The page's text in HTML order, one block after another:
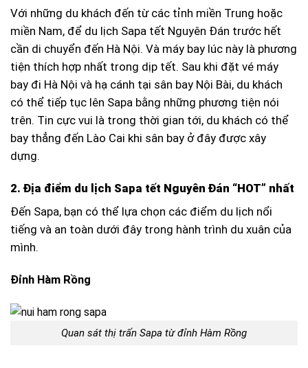
Với những du khách đến từ các tỉnh miền Trung hoặc
miền Nam, để du lịch Sapa tết Nguyên Đán trước hết
cần di chuyển đến Hà Nội. Và máy bay lúc này là phương
tiện thích hợp nhất trong dịp tết. Sau khi đặt vé máy
bay đi Hà Nội và hạ cánh tại sân bay Nội Bài, du khách
có thể tiếp tục lên Sapa bằng những phương tiện nói
trên. Tin cực vui là trong thời gian tới, du khách có thể
bay thẳng đến Lào Cai khi sân bay ở đây được xây
dựng.
2. Địa điểm du lịch Sapa tết Nguyên Đán “HOT” nhất
Đến Sapa, bạn có thể lựa chọn các điểm du lịch nổi
tiếng và an toàn dưới đây trong hành trình du xuân của
mình.
Đỉnh Hàm Rồng
Quan sát thị trấn Sapa từ đỉnh Hàm Rồng